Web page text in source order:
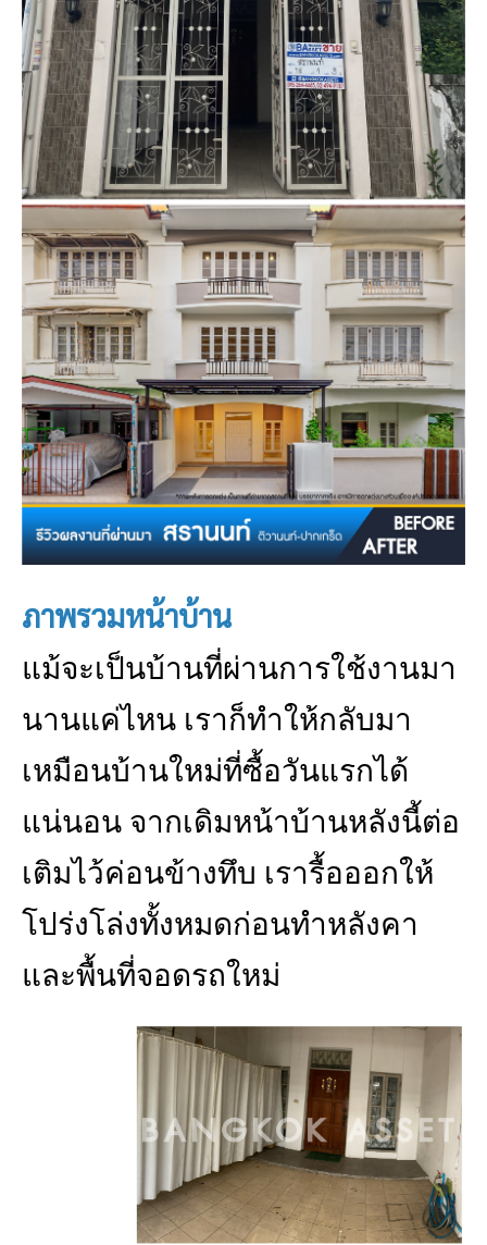
ภาพรวมหน้าบ้าน
แม้จะเป็นบ้านที่ผ่านการใช้งานมา
นานแค่ไหน เราก็ทำให้กลับมา
เหมือนบ้านใหม่ที่ซื้อวันแรกได้
แน่นอน จากเดิมหน้าบ้านหลังนี้ต่อ
เติมไว้ค่อนข้างทึบ เรารื้อออกให้
โปร่งโล่งทั้งหมดก่อนทำหลังคา
และพื้นที่จอดรถใหม่